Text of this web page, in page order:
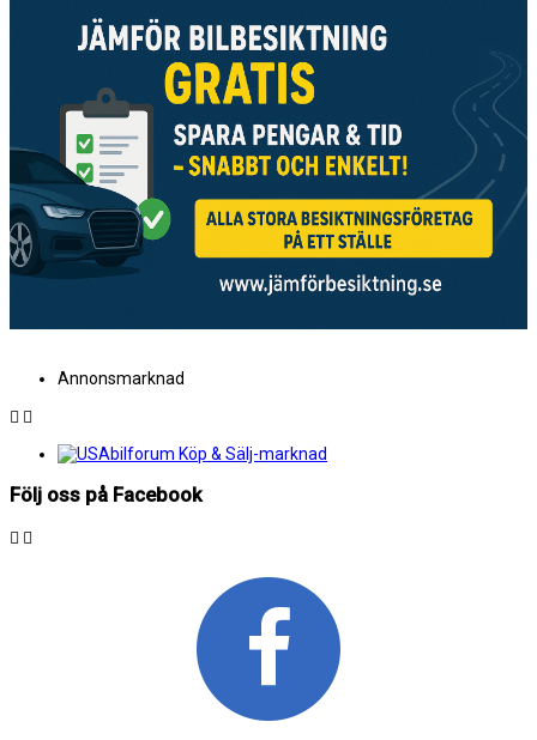
Annonsmarknad
Följ oss på Facebook